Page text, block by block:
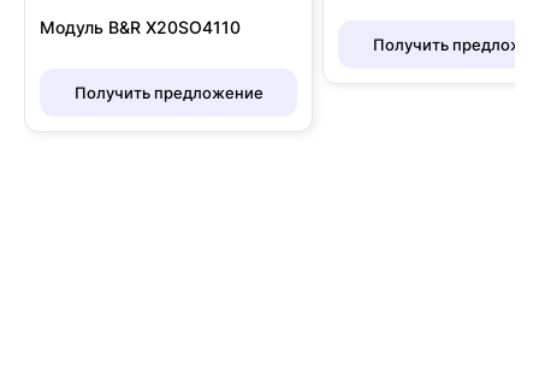
Модуль B&R X20SO4110
Получить предложение
Получить